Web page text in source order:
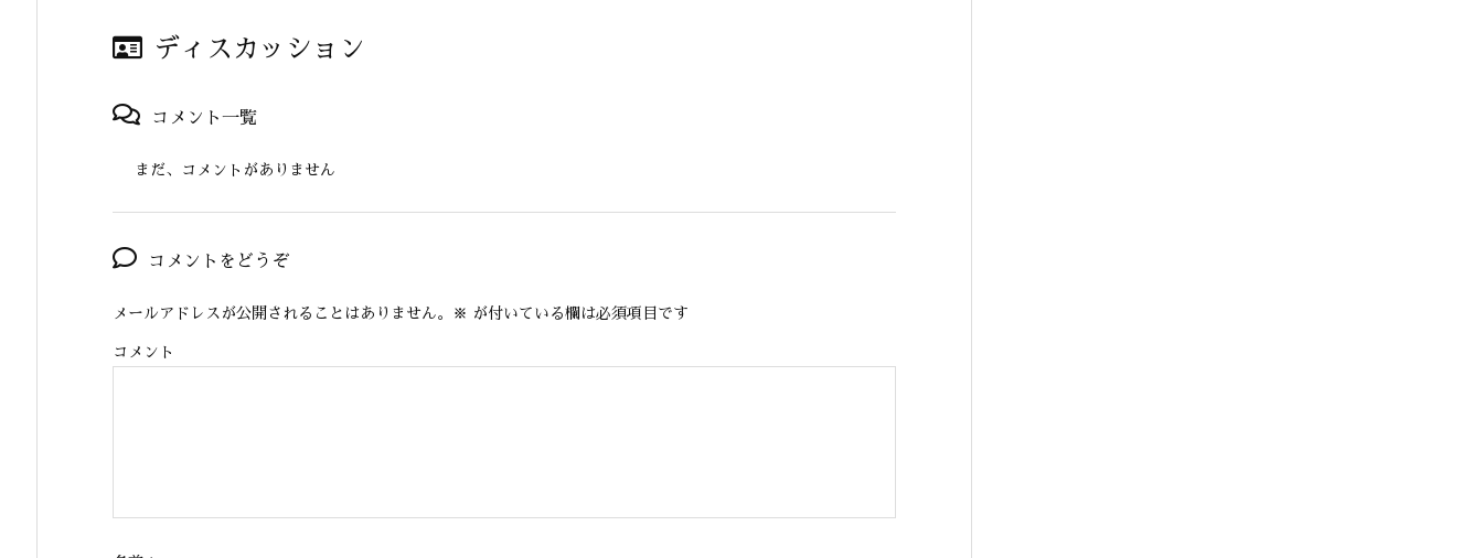
ディスカッション
コメント一覧
まだ、コメントがありません
コメントをどうぞ
メールアドレスが公開されることはありません。 ※ が付いている欄は必須項目です
コメント